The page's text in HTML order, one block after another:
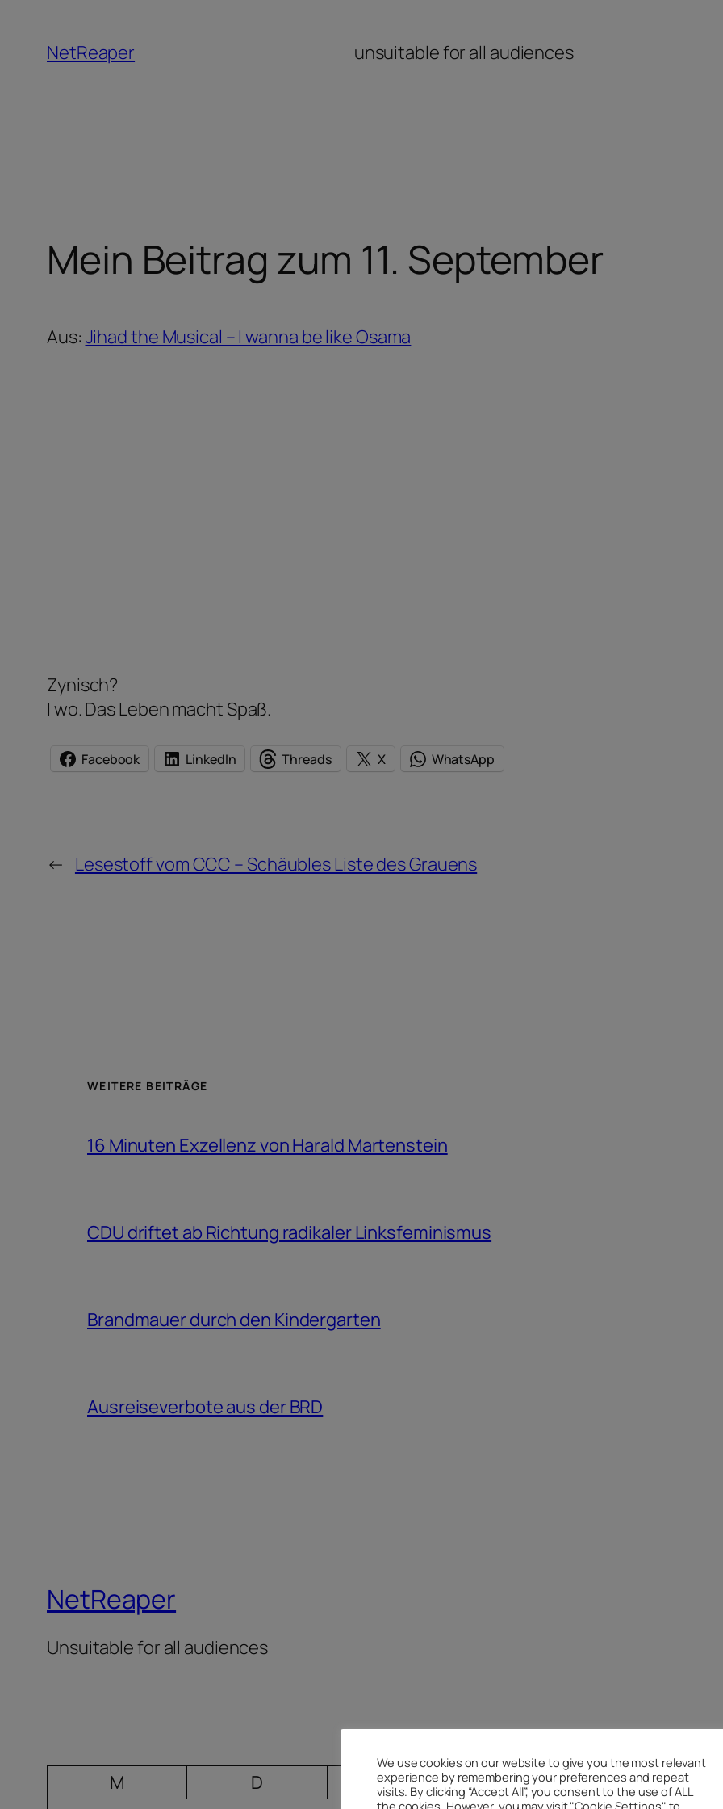
Inhalt
springen
NetReaper unsuitable for all audiences
Mein Beitrag zum 11. September
Aus: Jihad the Musical – I wanna be like Osama
Zynisch?
I wo. Das Leben macht Spaß.
Facebook LinkedIn Threads X WhatsApp
← Lesestoff vom CCC – Schäubles Liste des Grauens
WEITERE BEITRÄGE
16 Minuten Exzellenz von Harald Martenstein
CDU driftet ab Richtung radikaler Linksfeminismus
Brandmauer durch den Kindergarten
Ausreiseverbote aus der BRD
NetReaper
Unsuitable for all audiences
September 2007
M
D M D F
We use cookies on our website to give you the most relevant
experience by remembering your preferences and repeat
visits. By clicking “Accept All”, you consent to the use of ALL
the cookies. However, you may visit "Cookie Settings" to